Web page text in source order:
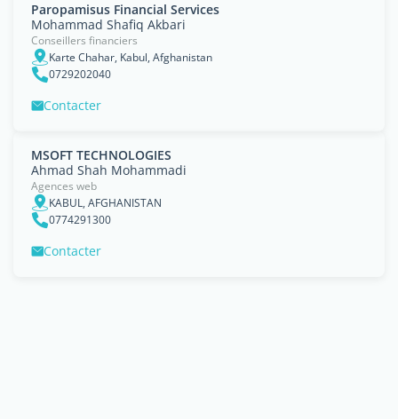
Paropamisus Financial Services
Mohammad Shafiq Akbari
Conseillers financiers
Karte Chahar, Kabul, Afghanistan
0729202040
Contacter
MSOFT TECHNOLOGIES
Ahmad Shah Mohammadi
Agences web
KABUL, AFGHANISTAN
0774291300
Contacter